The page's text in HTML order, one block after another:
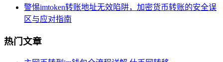
警惕imtoken转账地址无效陷阱，加密货币转账的安全误
区与应对指南
热门文章